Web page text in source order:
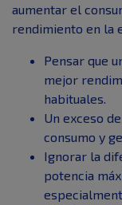
aumentar el
rendimiento en la
Pensar que
mejor
habituales.
Un exceso
consumo y
Ignorar la
potencia